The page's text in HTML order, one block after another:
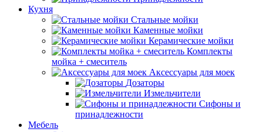
Кухня
Стальные мойки
Каменные мойки
Керамические мойки
Комплекты
мойка + смеситель
Аксессуары для моек
Дозаторы
Измельчители
Сифоны и
принадлежности
Мебель